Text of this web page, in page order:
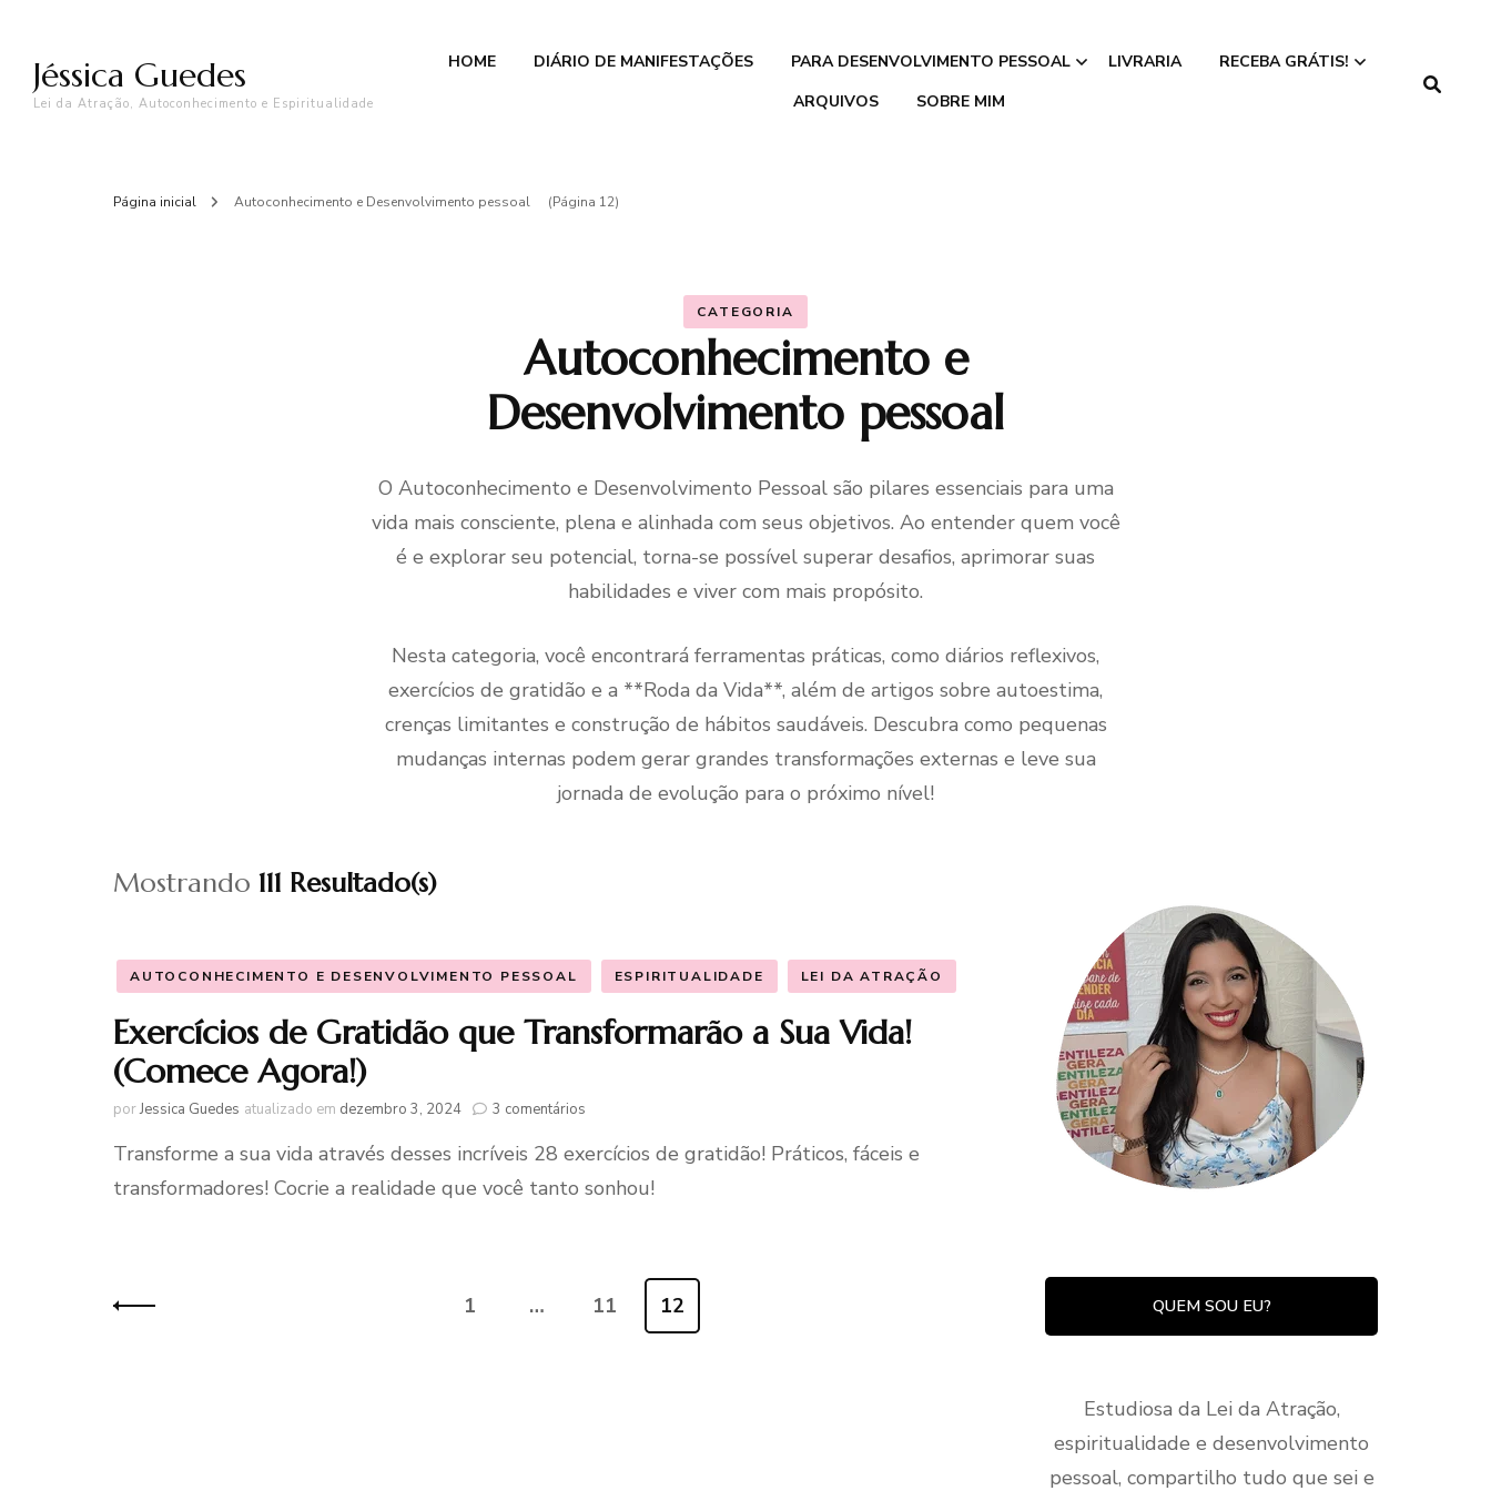
Jéssica Guedes
Lei da Atração, Autoconhecimento e Espiritualidade
HOME DIÁRIO DE MANIFESTAÇÕES PARA DESENVOLVIMENTO PESSOAL
Crianças
Livro O Despertar da
Consciência
LIVRARIA RECEBA GRÁTIS!
ARQUIVOS SOBRE MIM
Página inicial Autoconhecimento e Desenvolvimento pessoal (Página 12)
CATEGORIA
Autoconhecimento e
Desenvolvimento pessoal
O Autoconhecimento e Desenvolvimento Pessoal são pilares essenciais para uma
vida mais consciente, plena e alinhada com seus objetivos. Ao entender quem você
é e explorar seu potencial, torna-se possível superar desafios, aprimorar suas
habilidades e viver com mais propósito.
Nesta categoria, você encontrará ferramentas práticas, como diários reflexivos,
exercícios de gratidão e a **Roda da Vida**, além de artigos sobre autoestima,
crenças limitantes e construção de hábitos saudáveis. Descubra como pequenas
mudanças internas podem gerar grandes transformações externas e leve sua
jornada de evolução para o próximo nível!
Mostrando 111 Resultado(s)
AUTOCONHECIMENTO E DESENVOLVIMENTO PESSOAL ESPIRITUALIDADE LEI DA ATRAÇÃO
Exercícios de Gratidão que Transformarão a Sua Vida!
(Comece Agora!)
porJessica Guedes atualizado em dezembro 3, 2024 3 comentários
de
que
(Comece
Transforme a sua vida através desses incríveis 28 exercícios de gratidão! Práticos, fáceis e
transformadores! Cocrie a realidade que você tanto sonhou!
Página
1 … Página
11 Página
12 QUEM SOU EU?
Estudiosa da Lei da Atração,
espiritualidade e desenvolvimento
pessoal, compartilho tudo que sei e